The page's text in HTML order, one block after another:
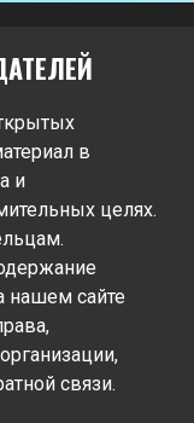
в
и
целях.
нашем сайте
связи.